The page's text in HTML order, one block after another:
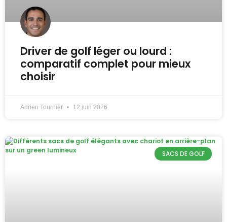
Driver de golf léger ou lourd :
comparatif complet pour mieux
choisir
Adrien Tournier 12 juin 2026
SACS DE GOLF